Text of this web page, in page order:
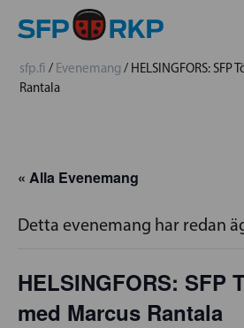
sfp.fi / Evenemang / HELSINGFORS:
Rantala
« Alla Evenemang
Detta evenemang har redan
HELSINGFORS: SFP
med Marcus Rantala